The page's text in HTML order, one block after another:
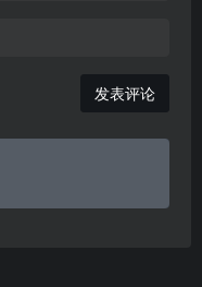
发表评论